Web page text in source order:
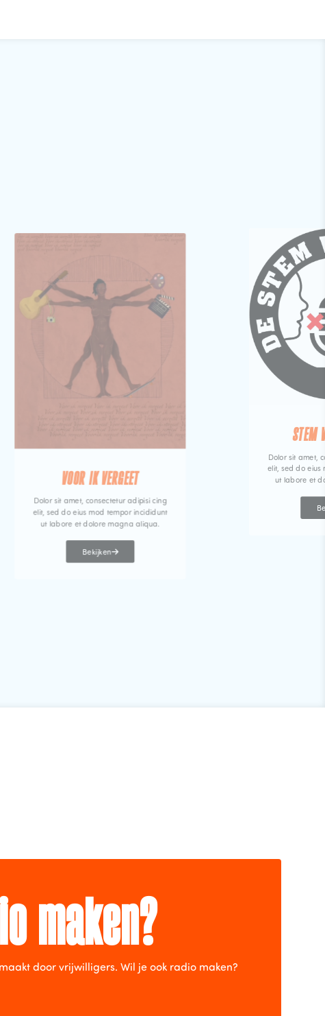
VOOR IK VERGEET
Dolor sit amet, consectetur adipisi cing
elit, sed do eius mod tempor incididunt
ut labore et dolore magna aliqua.
Bekijken
STEM
Dolor sit amet,
elit, sed do eius
ut labore et
maken?
door vrijwilligers. Wil je ook radio maken?